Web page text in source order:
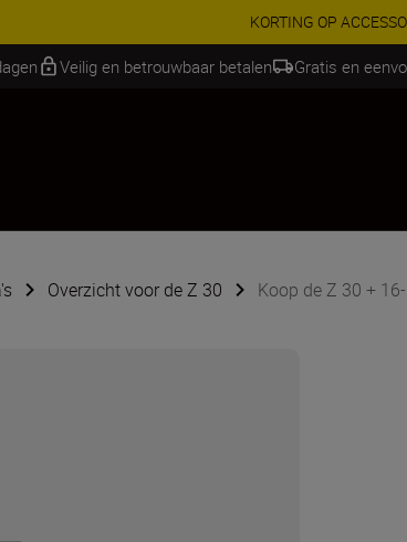
| Bespaar 15% op geselecteerde accessoires, maak je kit
Veilig en betrouwbaar betalen Gratis en
Overzicht voor de Z 30 Koop de Z 30 +